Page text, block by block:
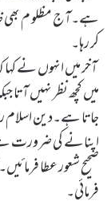
ہے۔آج مظلو م بھی
کر رہا۔
آخر میں انہوں نے
میں کچھ نظر نہیں آتا
جاتا ہے۔دین
اپنانے کی ضرورت
صحیح شعور عطا
فرمائی۔